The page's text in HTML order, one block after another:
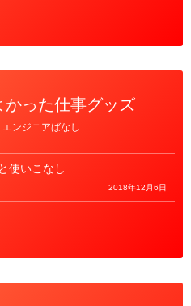
かった仕事グッズ
エンジニアばなし
使いこなし
2018年12月6日